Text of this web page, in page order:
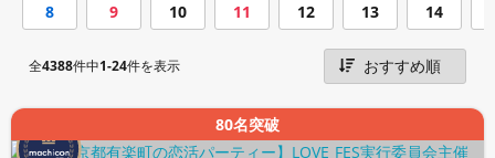
8 9 10 11 12 13 14
全4388件中1-24件を表示
80名突破